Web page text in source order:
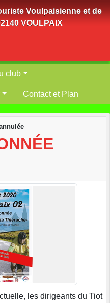
Voulpaisienne et de
VOULPAIX
club
Contact et Plan
les dirigeants du Tiot